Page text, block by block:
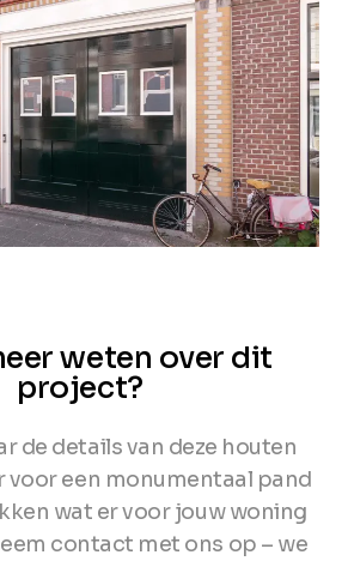
weten over dit
project?
de details van deze houten
voor een monumentaal pand
wat er voor jouw woning
contact met ons op – we